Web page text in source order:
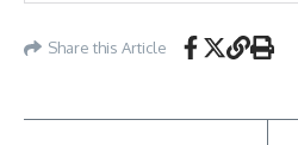
Share this Article